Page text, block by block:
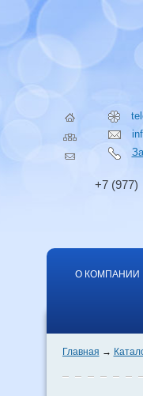
+7 (977)
О КОМПАНИИ
Главная